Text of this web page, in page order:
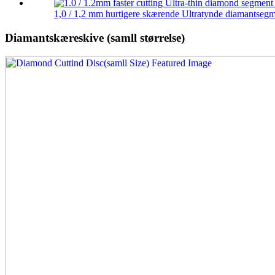
1,0 / 1,2 mm hurtigere skærende Ultratynde
Diamantskæreskive (samll størrelse)